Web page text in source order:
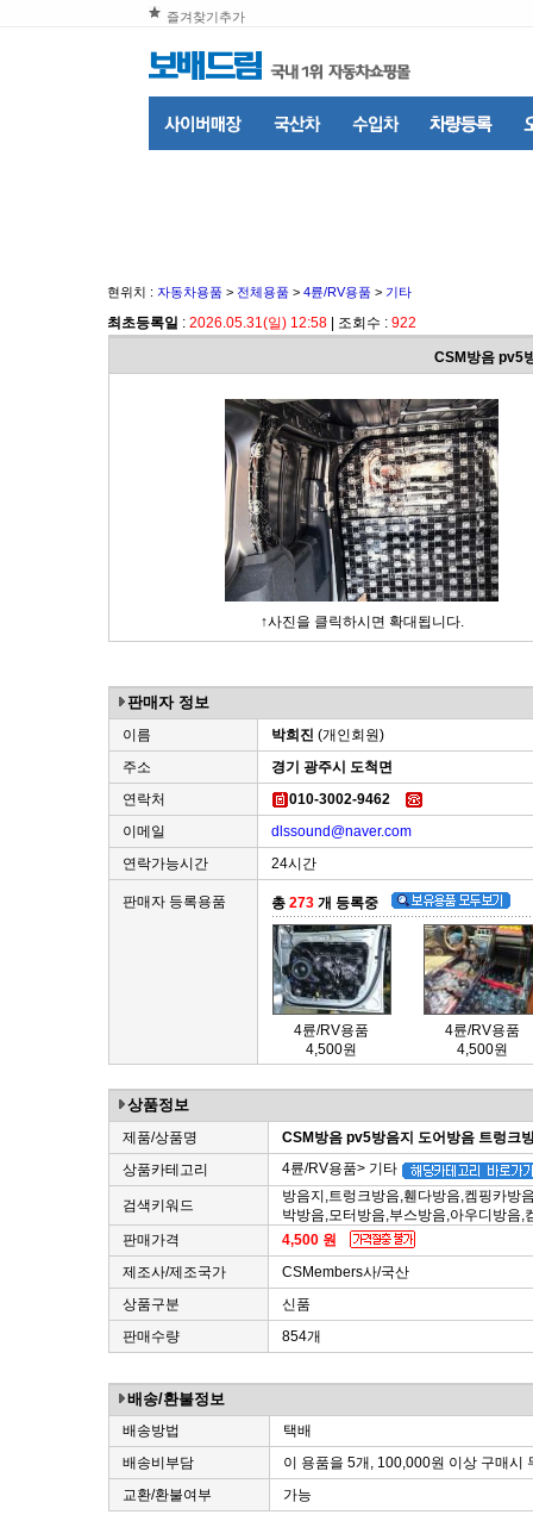
즐겨찾기추가
현위치 :자동차용품 > 전체용품 >4륜/RV용품 > 기타
최초등록일 :2026.05.31(일) 12:58 | 조회수 :922
CSM방음 pv5
↑사진을 클릭하시면 확대됩니다.
판매자 정보
이름 박희진 (개인회원)
주소
경기 광주시 도척면
연락처
010-3002-9462
이메일
dlssound@naver.com
연락가능시간
24시간
판매자 등록용품 총273 개 등록중
4륜/RV용품
4,500원
4륜/RV용품
4,500원
상품정보
제품/상품명
CSM방음 pv5방음지 도어방음 트렁크
상품카테고리
4륜/RV용품> 기타
검색키워드
방음지,트렁크방음,휀다방음,켐핑카방
박방음,모터방음,부스방음,아우디방음
판매가격
4,500 원
제조사/제조국가
CSMembers사/국산
상품구분
신품
판매수량
854개
배송/환불정보
배송방법
택배
배송비부담
이 용품을 5개, 100,000원 이상 구매시
교환/환불여부
가능